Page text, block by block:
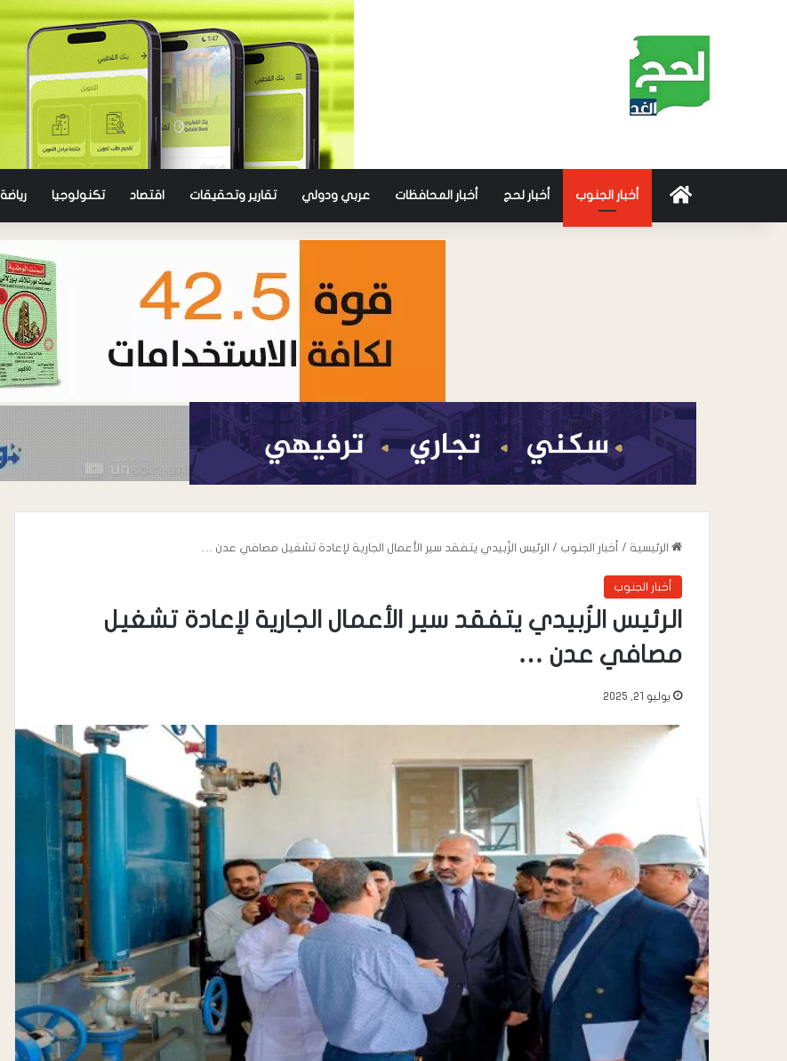
أخبار الجنوب أخبار لحج أخبار المحافظات عربي ودولي تقارير وتحقيقات اقتصاد تكنولوجيا رياضة
الرئيسية / أخبار الجنوب / الرئيس الزُبيدي يتفقد سير الأعمال الجارية لإعادة تشغيل مصافي عدن …
أخبار الجنوب
الرئيس الزُبيدي يتفقد سير الأعمال الجارية لإعادة تشغيل
مصافي عدن …
يوليو 21, 2025
عندما تعيد السياسة ترتيب الأعداء …
واتحاد الكرة بلحج بشأن نظام دوري
الدرجة الثالثة